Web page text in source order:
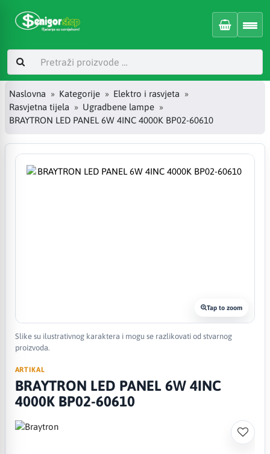
Naslovna Kategorije
Elektro i rasvjeta
Rasvjetna tijela
Ugradbene lampe
BRAYTRON LED PANEL 6W 4INC 4000K BP02-60610
Tap to zoom
Slike su ilustrativnog karaktera i mogu se razlikovati od stvarnog
proizvoda.
ARTIKAL
BRAYTRON LED PANEL 6W 4INC
4000K BP02-60610